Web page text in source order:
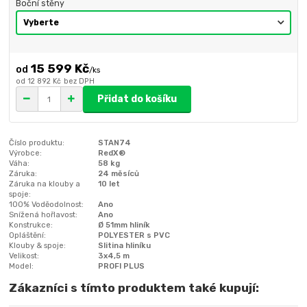
Boční stěny
15 599 Kč/ks
od 12 892 Kč bez DPH
Přidat do košíku
Číslo produktu:
STAN74
Výrobce:
RedX®
Váha:
58 kg
Záruka:
24 měsíců
Záruka na klouby a
spoje:
10 let
100% Voděodolnost:
Ano
Snížená hořlavost:
Ano
Konstrukce:
Ø 51mm hliník
Opláštění:
POLYESTER s PVC
Klouby & spoje:
Slitina hliníku
Velikost:
3x4,5 m
Model:
PROFI PLUS
Zákazníci s tímto produktem také kupují: